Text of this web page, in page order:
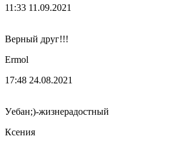
11:33 11.09.2021
Верный друг!!!
Ermol
17:48 24.08.2021
Уeбaн;)-жизнерадостный
Ксения